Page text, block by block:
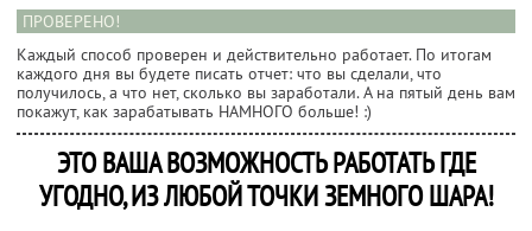
ПРОВЕРЕНО!
Каждый способ проверен и действительно работает. По итогам
каждого дня вы будете писать отчет: что вы сделали, что
получилось, а что нет, сколько вы заработали. А на пятый день вам
покажут, как зарабатывать НАМНОГО больше! :)
ЭТО ВАША ВОЗМОЖНОСТЬ РАБОТАТЬ ГДЕ
УГОДНО, ИЗ ЛЮБОЙ ТОЧКИ ЗЕМНОГО ШАРА!